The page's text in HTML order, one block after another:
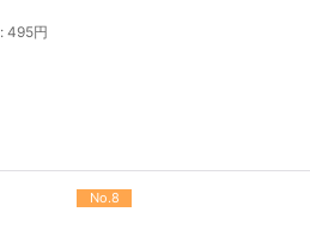
: 495円
No.12